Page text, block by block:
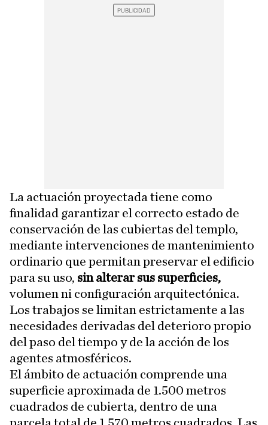
La actuación proyectada tiene como
finalidad garantizar el correcto estado de
conservación de las cubiertas del templo,
mediante intervenciones de mantenimiento
ordinario que permitan preservar el edificio
para su uso, sin alterar sus superficies,
volumen ni configuración arquitectónica.
Los trabajos se limitan estrictamente a las
necesidades derivadas del deterioro propio
del paso del tiempo y de la acción de los
agentes atmosféricos.
El ámbito de actuación comprende una
superficie aproximada de 1.500 metros
cuadrados de cubierta, dentro de una